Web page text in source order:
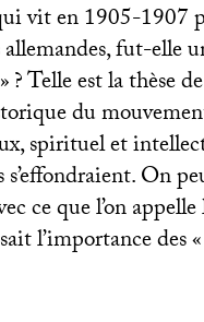
vit en 1905-1907
allemandes, fut-
»? Telle est la thèse
du
spirituel et
s’effondraient. On
ce que l’on
l’importance des «